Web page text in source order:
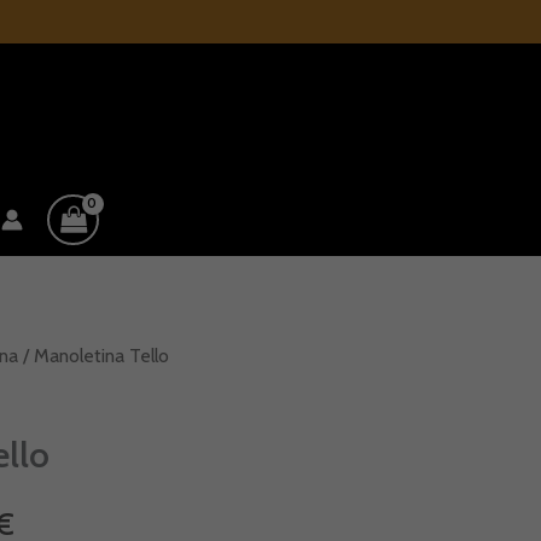
/ Manoletina Tello
El
actual